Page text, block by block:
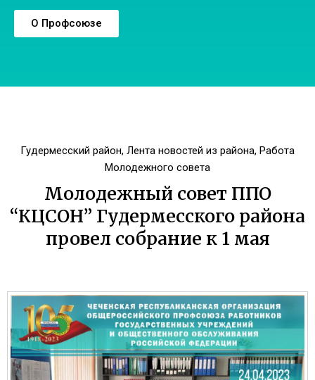
О Профсоюзе
Гудермесский район, Лента новостей из района, Работа
Молодежного совета
Молодежный совет ППО
“КЦСОН” Гудермесского района
провел собрание к 1 мая